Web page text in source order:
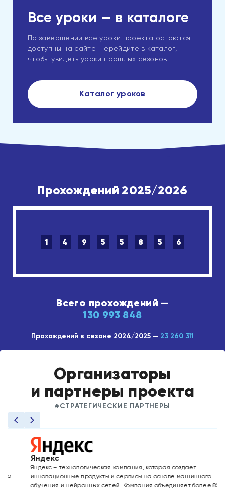
Все уроки — в каталоге
По завершении все уроки проекта остаются
доступны на сайте. Перейдите в каталог,
чтобы увидеть уроки прошлых сезонов.
Каталог уроков
Прохождений 2025/2026
1 4 9 5 5 8 5 6
Всего прохождений —
130 993 848
Прохождений в сезоне 2024/2025 — 23 260 311
Организаторы
и партнеры проекта
#СТРАТЕГИЧЕСКИЕ ПАРТНЕРЫ
Яндекс
Яндекс – технологическая компания, которая создает
инновационные продукты и сервисы на основе машинного
обучения и нейронных сетей. Компания объединяет более 85